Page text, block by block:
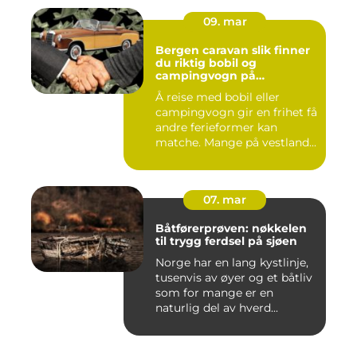
09. mar
Bergen caravan slik finner
du riktig bobil og
campingvogn på
vestlandet
Å reise med bobil eller
campingvogn gir en frihet få
andre ferieformer kan
matche. Mange på vestland...
07. mar
Båtførerprøven: nøkkelen
til trygg ferdsel på sjøen
Norge har en lang kystlinje,
tusenvis av øyer og et båtliv
som for mange er en
naturlig del av hverd...